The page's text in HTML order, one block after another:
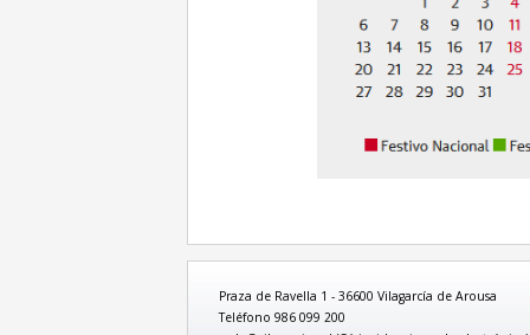
Praza de Ravella 1 - 36600 Vilagarcía de Arousa
Teléfono 986 099 200